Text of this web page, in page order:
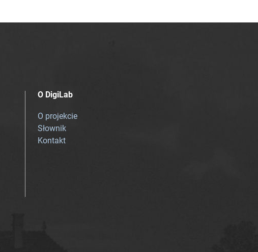
O DigiLab
O projekcie
Słownik
Kontakt